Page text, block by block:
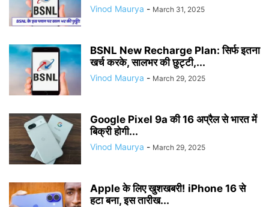
Vinod Maurya - March 31, 2025
BSNL New Recharge Plan: सिर्फ इतना
खर्च करके, सालभर की छुट्टी,...
Vinod Maurya - March 29, 2025
Google Pixel 9a की 16 अप्रैल से भारत में
बिक्री होगी...
Vinod Maurya - March 29, 2025
Apple के लिए खुशखबरी! iPhone 16 से
हटा बना, इस तारीख...